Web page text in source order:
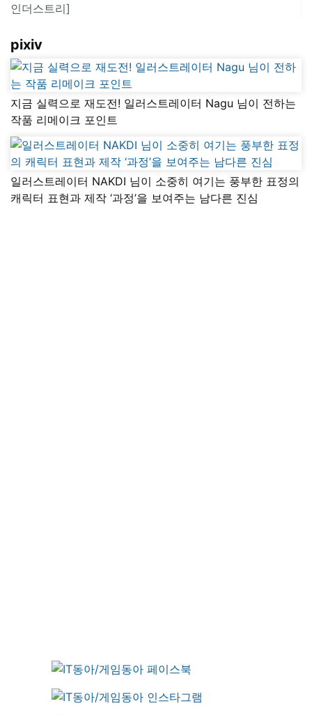
인더스트리]
pixiv
지금 실력으로 재도전! 일러스트레이터 Nagu 님이 전하는
작품 리메이크 포인트
일러스트레이터 NAKDI 님이 소중히 여기는 풍부한 표정의
캐릭터 표현과 제작 ‘과정’을 보여주는 남다른 진심